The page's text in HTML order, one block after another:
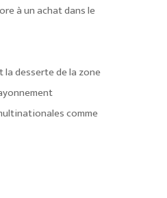
à un achat dans le
desserte de la zone
comme